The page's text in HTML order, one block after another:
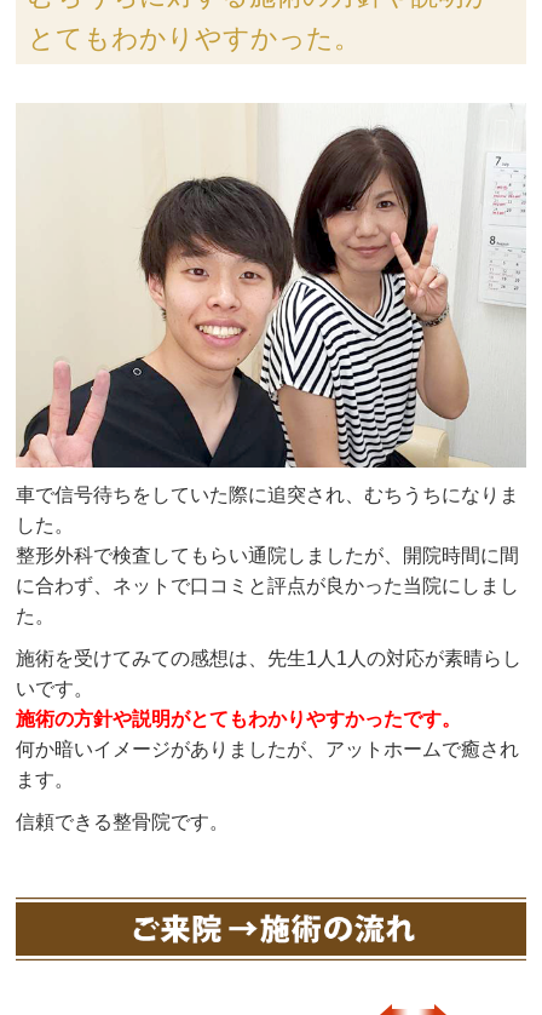
とてもわかりやすかった。
車で信号待ちをしていた際に追突され、むちうちになりま
した。
整形外科で検査してもらい通院しましたが、開院時間に間
に合わず、ネットで口コミと評点が良かった当院にしまし
た。
施術を受けてみての感想は、先生1人1人の対応が素晴らし
いです。
施術の方針や説明がとてもわかりやすかったです。
何か暗いイメージがありましたが、アットホームで癒され
ます。
信頼できる整骨院です。